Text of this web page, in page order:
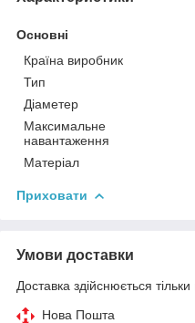
Основні
Країна виробник
Тип
Діаметер
Максимальне
навантаження
Матеріал
Приховати
Умови доставки
Доставка здійснюється
Нова Пошта